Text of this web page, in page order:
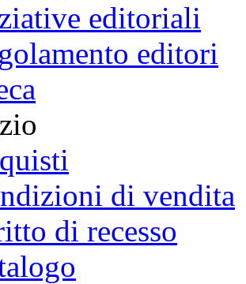
editoriali
editori
di vendita
di recesso